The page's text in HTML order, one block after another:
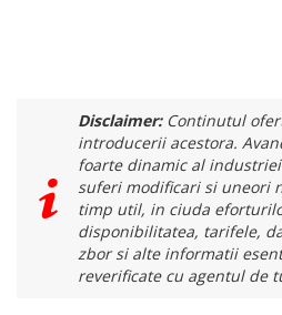
Disclaimer:Continutul
introducerii acestora.
foarte dinamic al
suferi modificari si uneori
timp util, in ciuda
disponibilitatea, tarifele,
zbor si alte informatii
reverificate cu agentul de